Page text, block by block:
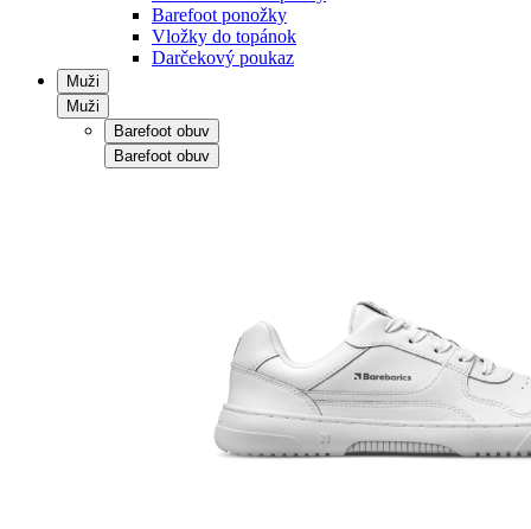
Barefoot ponožky
Vložky do topánok
Darčekový poukaz
Muži
Muži
Barefoot obuv
Barefoot obuv